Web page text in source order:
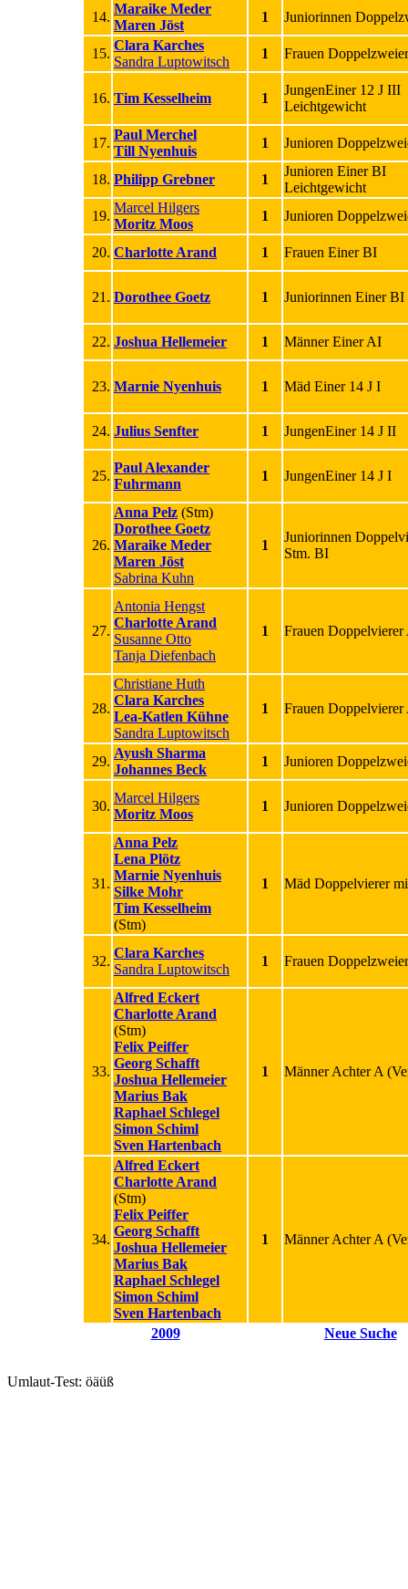
14.
Maraike Meder
Maren Jöst
1 Juniorinnen
15.
Clara Karches
Sandra Luptowitsch
1 Frauen
16. Tim Kesselheim 1
JungenEiner 12 J III
Leichtgewicht
17.
Paul Merchel
Till Nyenhuis
1 Junioren
18. Philipp Grebner 1
Junioren Einer BI
Leichtgewicht
19.
Marcel Hilgers
Moritz Moos
1 Junioren
20. Charlotte Arand 1 Frauen Einer BI
21. Dorothee Goetz 1 Juniorinnen Einer BI
22. Joshua Hellemeier 1 Männer Einer AI
23. Marnie Nyenhuis 1 Mäd Einer 14 J I
24. Julius Senfter 1 JungenEiner 14 J II
25.
Paul Alexander
Fuhrmann
1 JungenEiner 14 J I
26.
Anna Pelz (Stm)
Dorothee Goetz
Maraike Meder
Maren Jöst
Sabrina Kuhn
1
Juniorinnen
Stm. BI
27.
Antonia Hengst
Charlotte Arand
Susanne Otto
Tanja Diefenbach
1 Frauen Doppelvierer
28.
Christiane Huth
Clara Karches
Lea-Katlen Kühne
Sandra Luptowitsch
1 Frauen Doppelvierer
29.
Ayush Sharma
Johannes Beck
1 Junioren
30.
Marcel Hilgers
Moritz Moos
1 Junioren
31.
Anna Pelz
Lena Plötz
Marnie Nyenhuis
Silke Mohr
Tim Kesselheim
(Stm)
1 Mäd Doppelvierer
32.
Clara Karches
Sandra Luptowitsch
1 Frauen
33.
Alfred Eckert
Charlotte Arand
(Stm)
Felix Peiffer
Georg Schafft
Joshua Hellemeier
Marius Bak
Raphael Schlegel
Simon Schiml
Sven Hartenbach
1 Männer Achter A
34.
Alfred Eckert
Charlotte Arand
(Stm)
Felix Peiffer
Georg Schafft
Joshua Hellemeier
Marius Bak
Raphael Schlegel
Simon Schiml
Sven Hartenbach
1 Männer Achter A
2009 Neue Suche
Umlaut-Test: öäüß